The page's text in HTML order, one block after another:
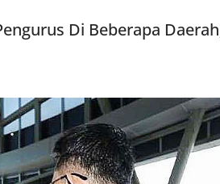
Di Beberapa